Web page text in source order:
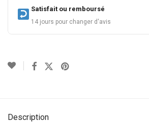
Satisfait ou remboursé
14 jours pour changer d'avis
Description